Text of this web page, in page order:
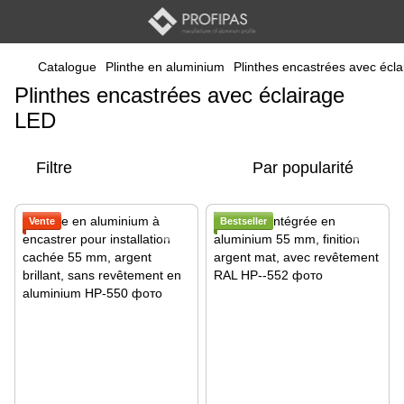
Catalogue Plinthe en aluminium Plinthes encastrées avec
Plinthes encastrées avec éclairage
LED
Filtre Par popularité
Vente Bestseller